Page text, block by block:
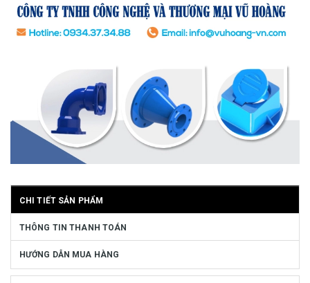
CHI TIẾT SẢN PHẨM
THÔNG TIN THANH TOÁN
HƯỚNG DẪN MUA HÀNG